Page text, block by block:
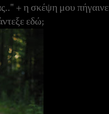
+ η σκέψη μου πήγαινε
εδώ;